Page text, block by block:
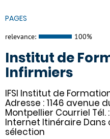
PAGES
relevance: 100%
Institut de
Infirmiers
IFSI Institut de
Adresse : 1146 avenue
Montpellier Courriel Tél.
Internet Itinéraire Dans
sélection